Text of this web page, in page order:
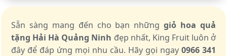
Sẵn sàng mang đến cho bạn nhữnggiỏ hoa quả
tặng Hải Hà Quảng Ninh đẹp nhất, King Fruit luôn ở
đây để đáp ứng mọi nhu cầu. Hãy gọi ngay 0966 341